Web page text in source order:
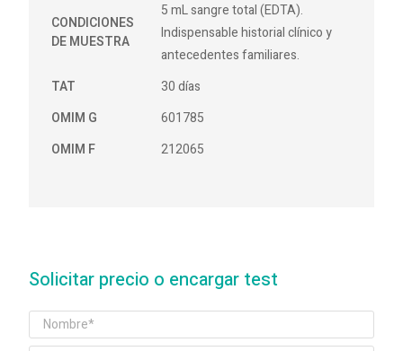
CONDICIONES
DE MUESTRA
5 mL sangre total (EDTA).
Indispensable historial clínico y
antecedentes familiares.
TAT
30 días
OMIM G
601785
OMIM F
212065
Solicitar precio o encargar test